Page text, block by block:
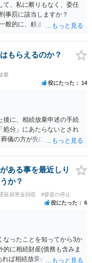
て、私に断りもなく、委任
刑事罰に該当しますか？
般的に、頼まれた（委任さ
では依頼の範囲ではない
もらえるのか？
棄
役にたった 14
後に、相続放棄申述の手続
処分」にあたらないとされ
儀の方が先に来るのが通常
葬儀費用ならいくらでもよ
的儀式として当然認められ
す。 もし、相続人の皆さん
葬儀を行った費用であれ
れない可能性が高いの
いと思います。
ある事を最近しり
か？
延損害金回収 #督促の停止
役にたった 6
なったことを知ってから3か
的に相続財産(債務も含みま
ば相続放棄の申述が認め